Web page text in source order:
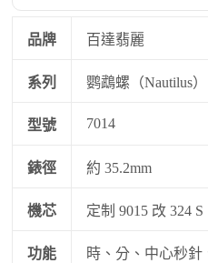
品牌 百達翡麗
系列 鹦鵡螺（Nautilus）
型號 7014
錶徑 約 35.2mm
機芯 定制 9015 改 324
功能 時、分、中心秒針